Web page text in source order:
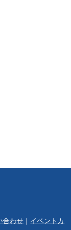
合わせ ｜ イベントカ